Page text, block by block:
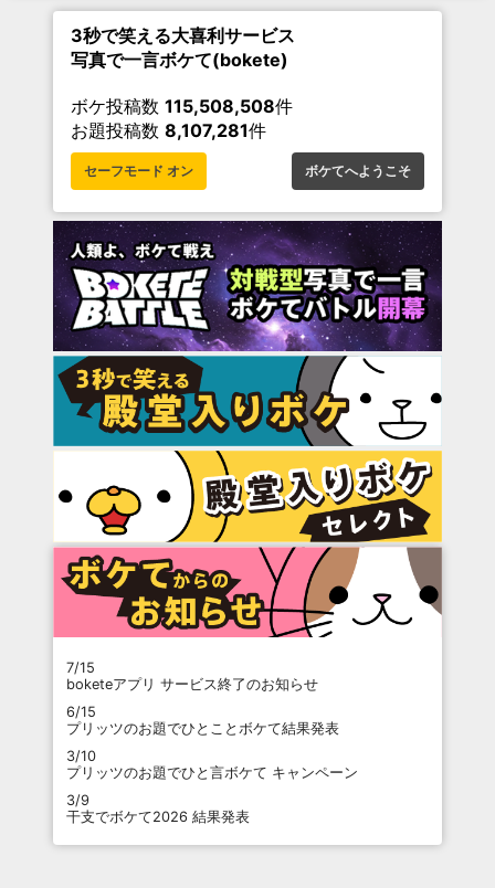
3秒で笑える大喜利サービス
写真で一言ボケて(bokete)
ボケ投稿数 115,508,508件
お題投稿数 8,107,281件
セーフモード オン ボケてへようこそ
7/15
boketeアプリ サービス終了のお知らせ
6/15
プリッツのお題でひとことボケて結果発表
3/10
プリッツのお題でひと言ボケて キャンペーン
3/9
干支でボケて2026 結果発表